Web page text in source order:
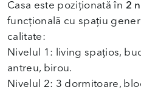
Casa este poziționată în 2
funcțională cu spațiu
calitate:
Nivelul 1: living spațios,
antreu, birou.
Nivelul 2: 3 dormitoare,